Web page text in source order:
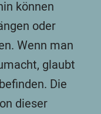
können
oder
Wenn man
glaubt
Die
dieser